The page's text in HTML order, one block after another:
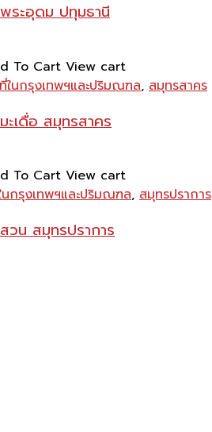
ะอุดม ปทุมธานี
To Cart View cart
ในกรุงเทพฯและปริมณฑล, สมุทรสาคร
เดื่อ สมุทรสาคร
To Cart View cart
กรุงเทพฯและปริมณฑล, สมุทรปราการ
น สมุทรปราการ